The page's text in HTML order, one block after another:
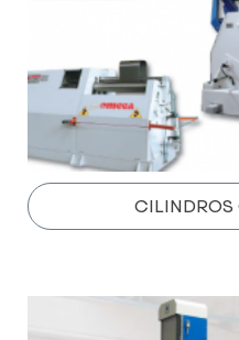
CILINDROS